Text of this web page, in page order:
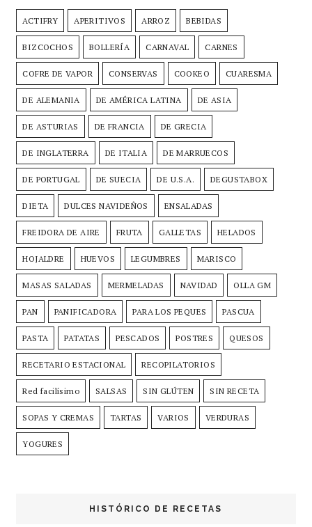
ACTIFRY APERITIVOS ARROZ BEBIDAS
BIZCOCHOS BOLLERÍA CARNAVAL CARNES
COFRE DE VAPOR CONSERVAS COOKEO CUARESMA
DE ALEMANIA DE AMÉRICA LATINA DE ASIA
DE ASTURIAS DE FRANCIA DE GRECIA
DE INGLATERRA DE ITALIA DE MARRUECOS
DE PORTUGAL DE SUECIA DE U.S.A. DEGUSTABOX
DIETA DULCES NAVIDEÑOS ENSALADAS
FREIDORA DE AIRE FRUTA GALLETAS HELADOS
HOJALDRE HUEVOS LEGUMBRES MARISCO
MASAS SALADAS MERMELADAS NAVIDAD OLLA GM
PAN PANIFICADORA PARA LOS PEQUES PASCUA
PASTA PATATAS PESCADOS POSTRES QUESOS
RECETARIO ESTACIONAL RECOPILATORIOS
Red facilísimo SALSAS SIN GLÚTEN SIN RECETA
SOPAS Y CREMAS TARTAS VARIOS VERDURAS
YOGURES
HISTÓRICO DE RECETAS